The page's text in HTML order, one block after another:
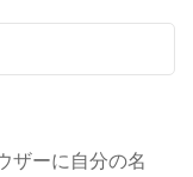
ザーに自分の名